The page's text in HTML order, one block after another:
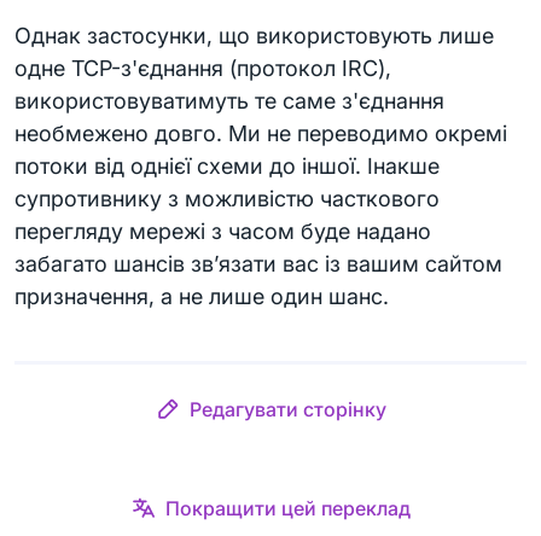
Однак застосунки, що використовують лише
одне TCP-з'єднання (протокол IRC),
використовуватимуть те саме з'єднання
необмежено довго. Ми не переводимо окремі
потоки від однієї схеми до іншої. Інакше
супротивнику з можливістю часткового
перегляду мережі з часом буде надано
забагато шансів зв’язати вас із вашим сайтом
призначення, а не лише один шанс.
Редагувати сторінку
Покращити цей переклад